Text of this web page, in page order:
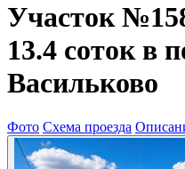
Участок
13.4 соток в
Васильково
Фото Схема проезда